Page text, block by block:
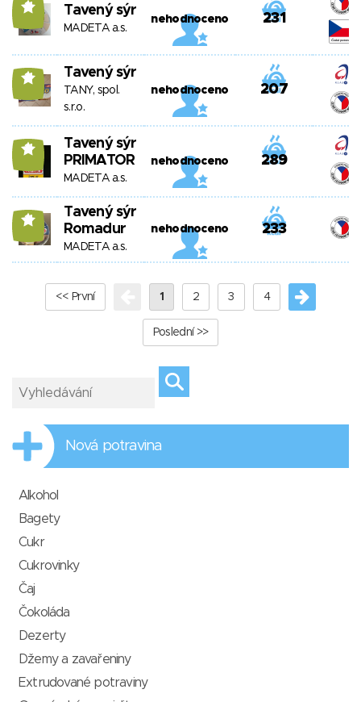
11 Tavený sýr
MADETA a.s.
nehodnoceno 231
11 Tavený sýr
TANY, spol.
s.r.o.
nehodnoceno 207
11
Tavený sýr
PRIMATOR
MADETA a.s.
nehodnoceno 289
11
Tavený sýr
Romadur
MADETA a.s.
nehodnoceno 233
<< První 1 2 3 4
Poslední >>
Nová potravina
Alkohol
Bagety
Cukr
Cukrovinky
Čaj
Čokoláda
Dezerty
Džemy a zavařeniny
Extrudované potraviny